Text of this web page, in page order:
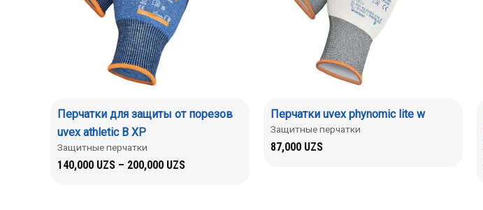
Перчатки для защиты от порезов
uvex athletic B XP
Защитные перчатки
140,000 UZS – 200,000 UZS
Перчатки uvex phynomic lite w
Защитные перчатки
87,000 UZS